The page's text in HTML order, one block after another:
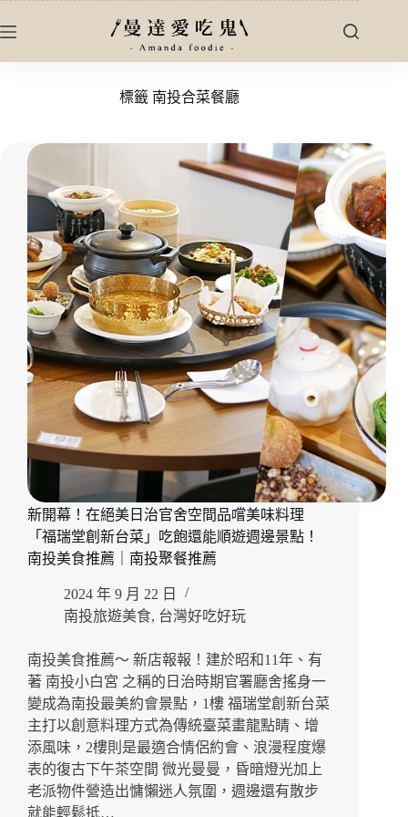
至
標籤 南投合菜餐廳
新開幕！在絕美日治官舍空間品嚐美味料理
「福瑞堂創新台菜」吃飽還能順遊週邊景點！
南投美食推薦｜南投聚餐推薦
2024 年 9 月 22 日
南投旅遊美食, 台灣好吃好玩
南投美食推薦～ 新店報報！建於昭和11年、有
著 南投小白宮 之稱的日治時期官署廳舍搖身一
變成為南投最美約會景點，1樓 福瑞堂創新台菜
主打以創意料理方式為傳統臺菜畫龍點睛、增
添風味，2樓則是最適合情侶約會、浪漫程度爆
表的復古下午茶空間 微光曼曼，昏暗燈光加上
老派物件營造出慵懶迷人氛圍，週邊還有散步
就能輕鬆抵…